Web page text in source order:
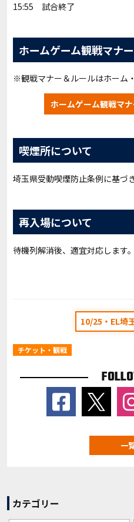
15:55 試合終了
ホームゲーム観戦マナ
※観戦マナー＆ルールはホーム
ホームゲーム観戦マ
喫煙所について
埼玉県受動喫煙防止条例に基づ
再入場について
待機列解消後、適宜対応します。
10/25・EL埼
チケット・観戦
一
カテゴリー